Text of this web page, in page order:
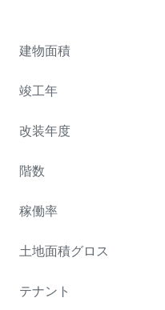
rare opportunity to
to one of the world’s
建物面積
竣工年
改装年度
階数
稼働率
土地面積グロス
テナント